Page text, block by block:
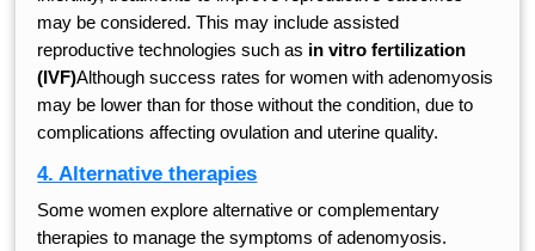
may be considered. This may include assisted
reproductive technologies such as in vitro fertilization
(IVF)Although success rates for women with adenomyosis
may be lower than for those without the condition, due to
complications affecting ovulation and uterine quality.
4. Alternative therapies
Some women explore alternative or complementary
therapies to manage the symptoms of adenomyosis.